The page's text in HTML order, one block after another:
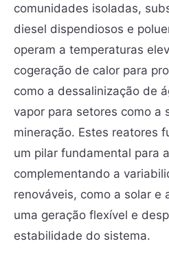
comunidades isoladas,
diesel dispendiosos e
operam a temperaturas
cogeração de calor para
como a dessalinização de
vapor para setores como a
mineração. Estes reatores
um pilar fundamental para
complementando a
renováveis, como a solar e
uma geração flexível e
estabilidade do sistema.